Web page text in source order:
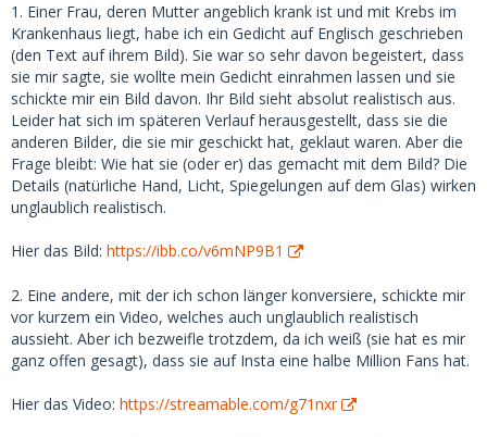
1. Einer Frau, deren Mutter angeblich krank ist und mit Krebs im
Krankenhaus liegt, habe ich ein Gedicht auf Englisch geschrieben
(den Text auf ihrem Bild). Sie war so sehr davon begeistert, dass
sie mir sagte, sie wollte mein Gedicht einrahmen lassen und sie
schickte mir ein Bild davon. Ihr Bild sieht absolut realistisch aus.
Leider hat sich im späteren Verlauf herausgestellt, dass sie die
anderen Bilder, die sie mir geschickt hat, geklaut waren. Aber die
Frage bleibt: Wie hat sie (oder er) das gemacht mit dem Bild? Die
Details (natürliche Hand, Licht, Spiegelungen auf dem Glas) wirken
unglaublich realistisch.
Hier das Bild: https://ibb.co/v6mNP9B1
2. Eine andere, mit der ich schon länger konversiere, schickte mir
vor kurzem ein Video, welches auch unglaublich realistisch
aussieht. Aber ich bezweifle trotzdem, da ich weiß (sie hat es mir
ganz offen gesagt), dass sie auf Insta eine halbe Million Fans hat.
Hier das Video: https://streamable.com/g71nxr